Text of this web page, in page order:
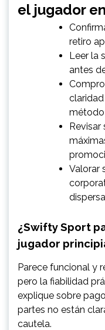
el jugador
retiro
Leer la
antes
método
Revisar
Valorar
¿Swifty Sport
jugador
Parece funcional y
pero la fiabilidad
explique sobre
partes no están
cautela.